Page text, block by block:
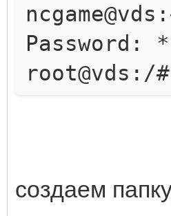
Password:
root@vds:/#
создаем